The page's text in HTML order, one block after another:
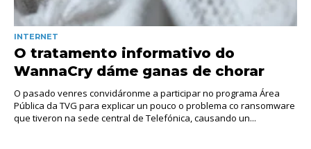
INTERNET
O tratamento informativo do
WannaCry dáme ganas de chorar
O pasado venres convidáronme a participar no programa Área
Pública da TVG para explicar un pouco o problema co ransomware
que tiveron na sede central de Telefónica, causando un...